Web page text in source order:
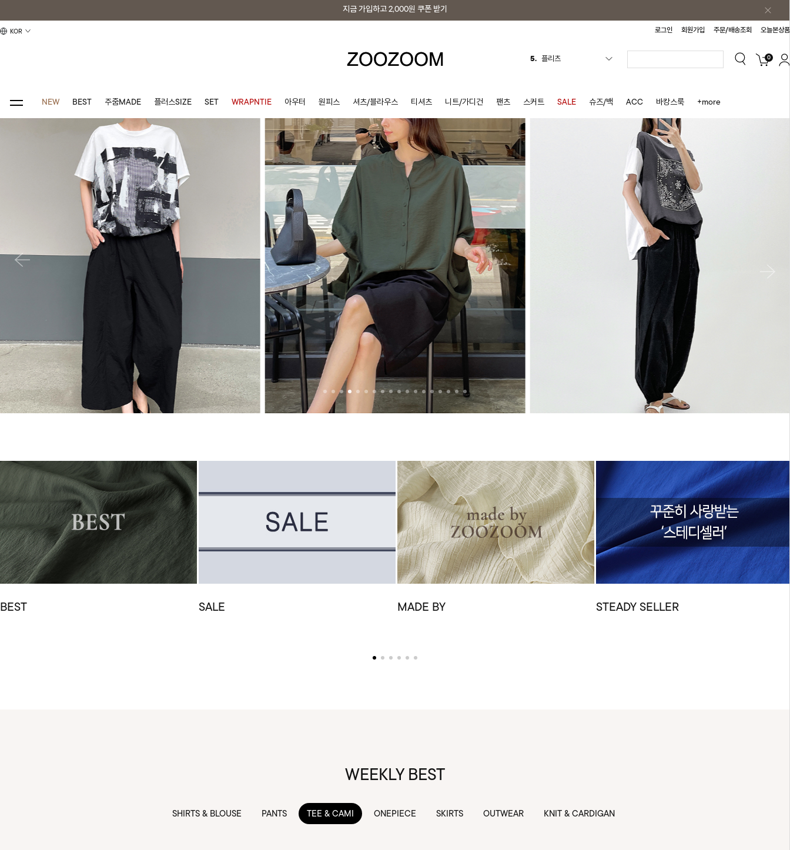
지금 가입하고 2,000원 쿠폰 받기
KOR 로그인 회원가입 주문/배송조회 오늘본상품
8. 바지
0
NEW BEST 주줌MADE 플러스SIZE SET WRAPNTIE 아우터 원피스 셔츠/블라우스 티셔츠 니트/가디건 팬츠 스커트 SALE 슈즈/백 ACC 바캉스룩 +more
BEST SALE MADE BY STEADY SELLER
WEEKLY BEST
SHIRTS & BLOUSE PANTS TEE & CAMI ONEPIECE SKIRTS OUTWEAR KNIT & CARDIGAN